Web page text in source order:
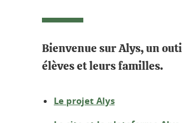
Bienvenue sur Alys, un
élèves et leurs familles.
Le projet Alys